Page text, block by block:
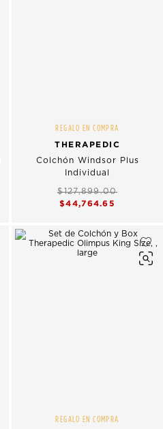
REGALO EN COMPRA
THERAPEDIC
Colchón Windsor Plus
Individual
$127,899.00
$44,764.65
REGALO EN COMPRA